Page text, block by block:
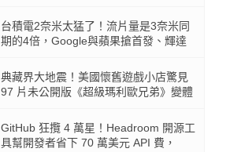
台積電2奈米太猛了！流片量是3奈米同
期的4倍，Google與蘋果搶首發、輝達
典藏界大地震！美國懷舊遊戲小店驚見
97 片未公開版《超級瑪利歐兄弟》變體
GitHub 狂攬 4 萬星！Headroom 開源工
具幫開發者省下 70 萬美元 API 費，